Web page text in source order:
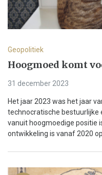
Geopolitiek
Hoogmoed komt
31 december 2023
Het jaar 2023 was het jaar
technocratische bestuurlijke
vanuit hoogmoedige positie
ontwikkeling is vanaf 2020